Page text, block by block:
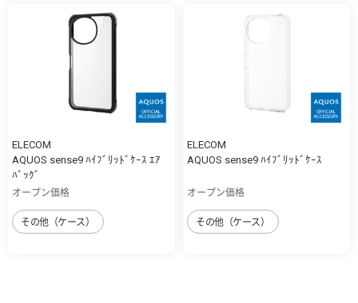
ELECOM
AQUOS sense9 ﾊｲﾌﾞﾘｯﾄﾞｹｰｽ ｴｱ
ﾊﾞｯｸﾞ
オープン価格
その他（ケース）
ELECOM
AQUOS sense9 ﾊｲﾌﾞﾘｯﾄﾞｹｰｽ
オープン価格
その他（ケース）